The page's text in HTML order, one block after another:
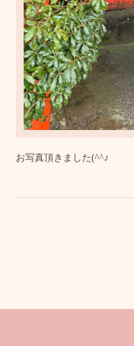
お写真頂きました(^^♪